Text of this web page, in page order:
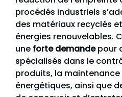
procédés industriels
des matériaux recyclés
énergies renouvelables.
une forte demandepour
spécialisés dans le
produits, la
énergétiques, ainsi que